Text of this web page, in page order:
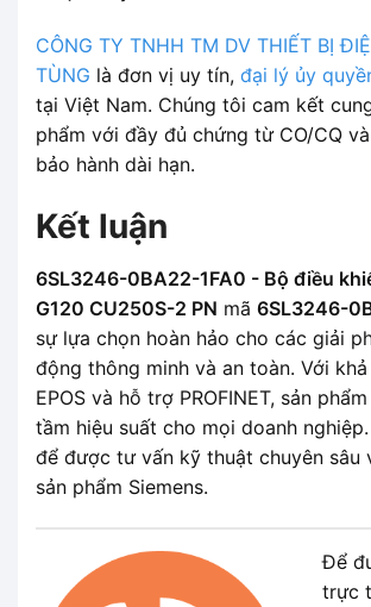
CÔNG TY TNHH TM DV THIẾT BỊ
TÙNG là đơn vị uy tín, đại lý ủy
tại Việt Nam. Chúng tôi cam kết
phẩm với đầy đủ chứng từ CO/CQ
bảo hành dài hạn.
Kết luận
6SL3246-0BA22-1FA0 - Bộ điều
G120 CU250S-2 PN mã 6SL3246-
sự lựa chọn hoàn hảo cho các giải
động thông minh và an toàn. Với
EPOS và hỗ trợ PROFINET, sản
tầm hiệu suất cho mọi doanh
để được tư vấn kỹ thuật chuyên sâu
sản phẩm Siemens.
Để
trực